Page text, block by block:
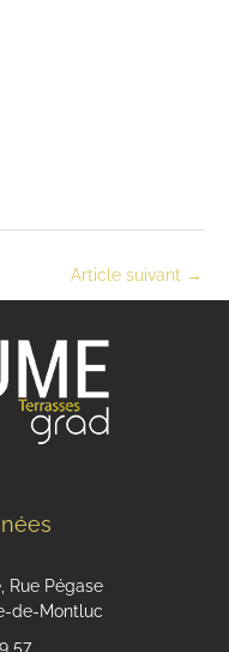
Article suivant →
Rue Pégase
de-Montluc
57